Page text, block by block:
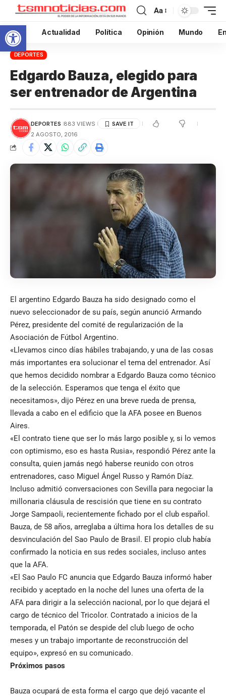
Abrir barra de herramientas
Aa
Inicio Actualidad Política Opinión Mundo
DEPORTES
Edgardo Bauza, elegido para
ser entrenador de Argentina
DEPORTES 883 VIEWS
2 AGOSTO, 2016
El argentino Edgardo Bauza ha sido designado como el
nuevo seleccionador de su país, según anunció Armando
Pérez, presidente del comité de regularización de la
Asociación de Fútbol Argentino.
«Llevamos cinco días hábiles trabajando, y una de las cosas
más importantes era solucionar el tema del entrenador. Así
que hemos decidido nombrar a Edgardo Bauza como técnico
de la selección. Esperamos que tenga el éxito que
necesitamos», dijo Pérez en una breve rueda de prensa,
llevada a cabo en el edificio que la AFA posee en Buenos
Aires.
«El contrato tiene que ser lo más largo posible y, si lo vemos
con optimismo, eso es hasta Rusia», respondió Pérez ante la
consulta, quien jamás negó haberse reunido con otros
entrenadores, caso Miguel Ángel Russo y Ramón Díaz.
Incluso admitió conversaciones con Sevilla para negociar la
millonaria cláusula de rescisión que tiene en su contrato
Jorge Sampaoli, recientemente fichado por el club español.
Bauza, de 58 años, arreglaba a última hora los detalles de su
desvinculación del Sao Paulo de Brasil. El propio club había
confirmado la noticia en sus redes sociales, incluso antes
que la AFA.
«El Sao Paulo FC anuncia que Edgardo Bauza informó haber
recibido y aceptado en la noche del lunes una oferta de la
AFA para dirigir a la selección nacional, por lo que dejará el
cargo de técnico del Tricolor. Contratado a inicios de la
temporada, el Patón se despide del club luego de ocho
meses y un trabajo importante de reconstrucción del
equipo», expresó en su comunicado.
Próximos pasos
Bauza ocupará de esta forma el cargo que dejó vacante el